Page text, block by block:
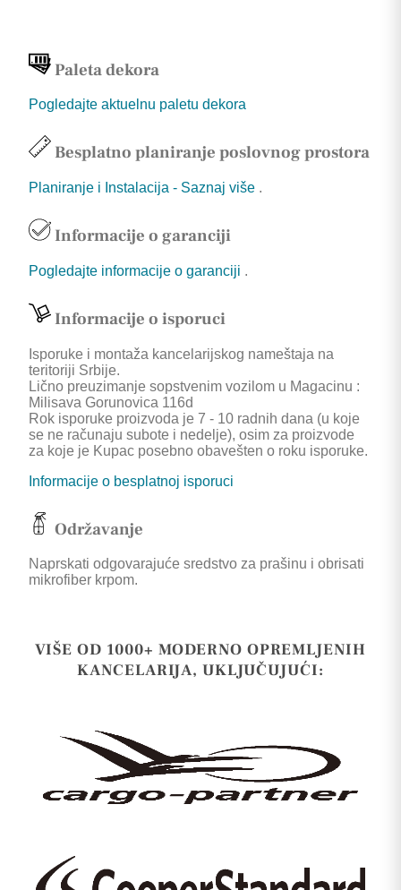
Paleta dekora
Pogledajte aktuelnu paletu dekora
Besplatno planiranje poslovnog prostora
Planiranje i Instalacija - Saznaj više .
Informacije o garanciji
Pogledajte informacije o garanciji .
Informacije o isporuci
Isporuke i montaža kancelarijskog nameštaja na
teritoriji Srbije.
Lično preuzimanje sopstvenim vozilom u Magacinu :
Milisava Gorunovica 116d
Rok isporuke proizvoda je 7 - 10 radnih dana (u koje
se ne računaju subote i nedelje), osim za proizvode
za koje je Kupac posebno obavešten o roku isporuke.
Informacije o besplatnoj isporuci
Održavanje
Naprskati odgovarajuće sredstvo za prašinu i obrisati
mikrofiber krpom.
VIŠE OD 1000+ MODERNO OPREMLJENIH
KANCELARIJA, UKLJUČUJUĆI: